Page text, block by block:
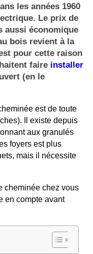
les années 1960
Le prix de
aussi économique
bois revient à la
pour cette raison
faire installer
(en le
est de toute
Il existe depuis
aux granulés
foyers est plus
mais il nécessite
cheminée chez vous
en compte avant